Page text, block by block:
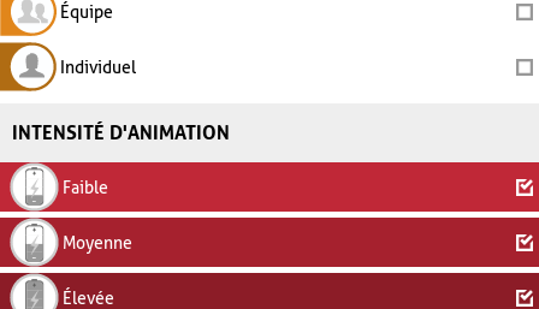
Équipe
Individuel
INTENSITÉ D'ANIMATION
Faible
Moyenne
Élevée